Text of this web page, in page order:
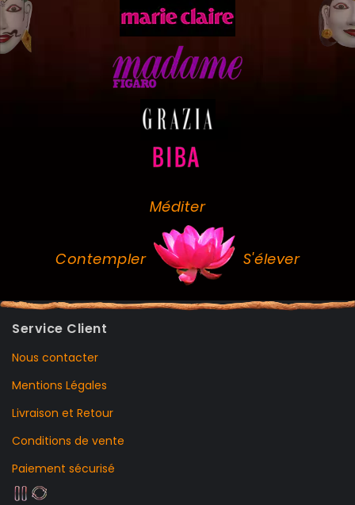
Méditer
Contempler S'élever
Service Client
Nous contacter
Mentions Légales
Livraison et Retour
Conditions de vente
Paiement sécurisé